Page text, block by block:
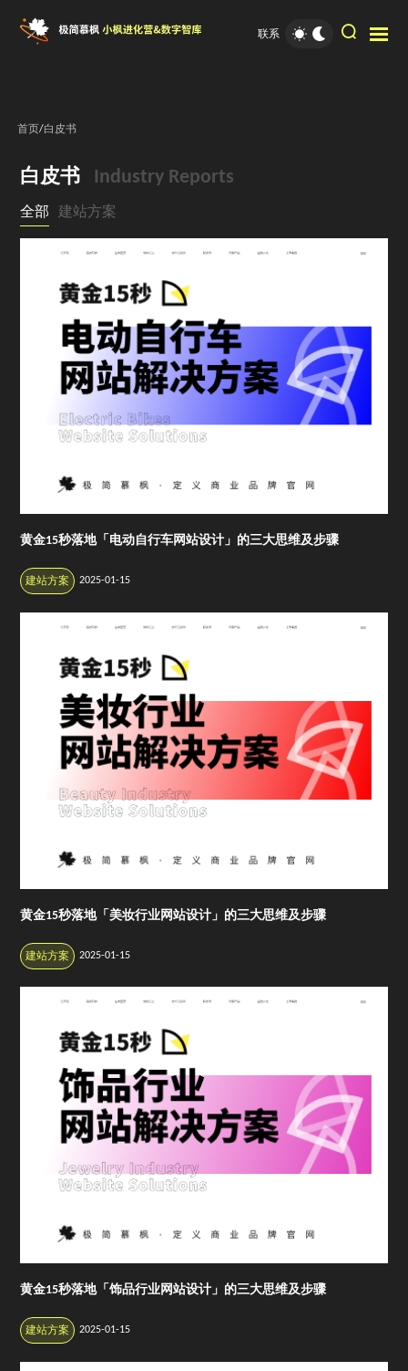
联系
首页/白皮书
白皮书 Industry Reports
全部 建站方案
黄金15秒落地「电动自行车网站设计」的三大思维及步骤
建站方案 2025-01-15
黄金15秒落地「美妆行业网站设计」的三大思维及步骤
建站方案 2025-01-15
黄金15秒落地「饰品行业网站设计」的三大思维及步骤
建站方案 2025-01-15